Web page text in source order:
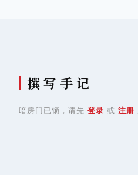
撰 写 手 记
暗房门已锁，请先 登录 或 注册